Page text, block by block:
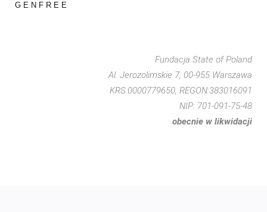
GENFREE
Fundacja State of Poland
Al. Jerozolimskie 7, 00-955 Warszawa
KRS:0000779650, REGON:383016091
NIP: 701-091-75-48
obecnie w likwidacji